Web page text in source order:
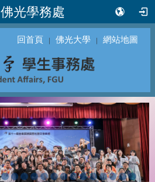
佛光學務處
回首頁 ｜ 佛光大學 ｜ 網站地圖